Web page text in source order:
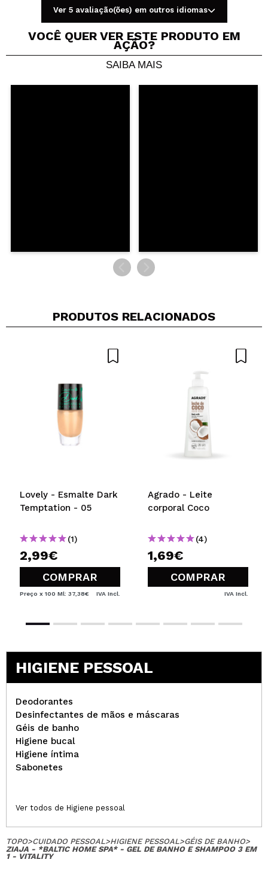
Compartilhar um vídeo ou uma foto
Seu vídeo pode ser o primeiro. Imagine isso...
Ver 5 avaliação(ões) em outros idiomas
VOCÊ QUER VER ESTE PRODUTO EM
AÇÃO?
SAIBA MAIS
PRODUTOS RELACIONADOS
Lovely - Esmalte Dark
Temptation - 05
(1)
2,99€
COMPRAR
Preço x 100 Ml: 37,38€ IVA Incl.
Agrado - Leite
corporal Coco
(4)
1,69€
COMPRAR
IVA Incl.
HIGIENE PESSOAL
Deodorantes
Desinfectantes de mãos e máscaras
Géis de banho
Higiene bucal
Higiene íntima
Sabonetes
Ver todos de Higiene pessoal
TOPO>CUIDADO PESSOAL>HIGIENE PESSOAL>GÉIS DE BANHO>
ZIAJA - *BALTIC HOME SPA* - GEL DE BANHO E SHAMPOO 3 EM
1 - VITALITY